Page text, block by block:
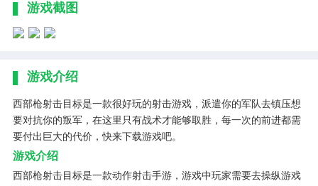
游戏截图
游戏介绍
西部枪射击目标是一款很好玩的射击游戏，派遣你的军队去镇压想
要对抗你的叛军，在这里只有战术才能够取胜，每一次的前进都需
要付出巨大的代价，快来下载游戏吧。
游戏介绍
西部枪射击目标是一款动作射击手游，游戏中玩家需要去操纵游戏